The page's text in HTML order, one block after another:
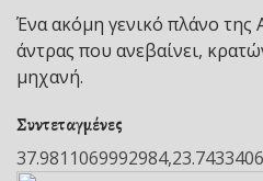
Ένα ακόμη γενικό πλάνο της
άντρας που ανεβαίνει,
μηχανή.
Συντεταγμένες